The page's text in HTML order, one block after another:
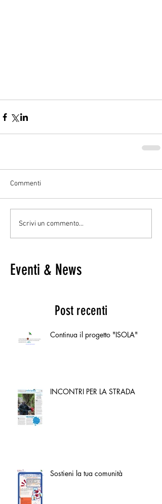
Commenti
Scrivi un commento...
Eventi & News
Post recenti
Continua il progetto "ISOLA"
INCONTRI PER LA STRADA
Sostieni la tua comunità